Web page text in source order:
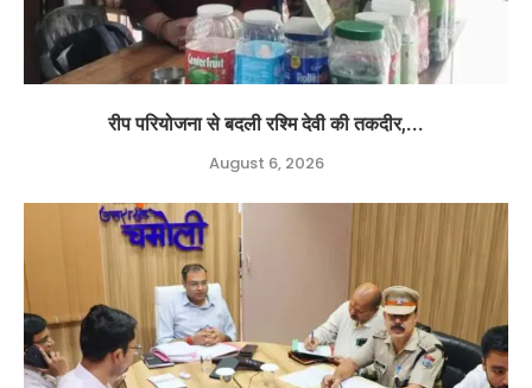
रीप परियोजना से बदली रश्मि देवी की तकदीर,...
August 6, 2026